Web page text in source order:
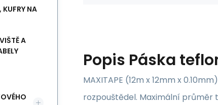
Popis Páska
MAXITAPE (12m x 12mm x
rozpouštědel. Maximální průměr
KUFRY NA
A